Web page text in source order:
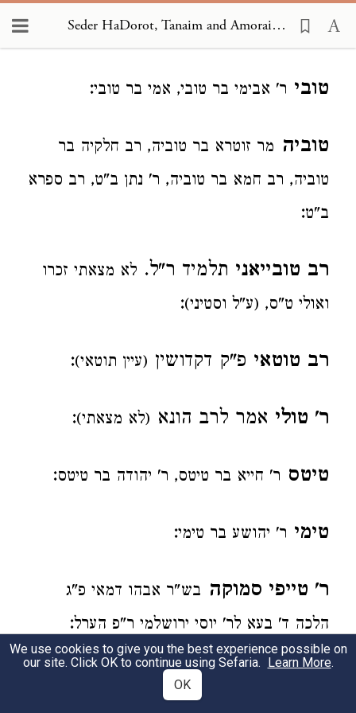
Seder HaDorot, Tanaim and Amoraim 1593
טובי ר' אבימי בר טובי, אמי בר טובי:
טוביה מר זוטרא בר טוביה, רב חלקיה בר
טוביה, רב חמא בר טוביה, ר' נתן ב"ט, רב ספרא
ב"ט:
רב טובייאני תלמיד ר"ל. לא מצאתי זכרו
ואולי ט"ס, (ע"ל וסטיני):
רב טוטאי פ"ק דקדושין (עיין תוטאי):
ר' טולי אמר לרב הונא (לא מצאתי):
טיטס ר' חייא בר טיטס, ר' יהודה בר טיטס:
טימי ר' יהושע בר טימי:
ר' טייפי סמוקה בש"ר אבהו דמאי פ"ג
הלכה ד' בעא לר' יוסי ירושלמי ר"פ הערל:
מדרש חזית פ' הנך יפה רעיתי, עוד
We use cookies to give you the best experience possible on
our site. Click OK to continue using Sefaria. Learn More.
OK